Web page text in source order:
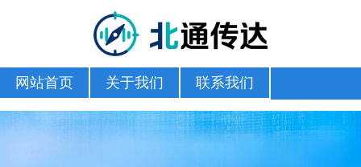
网站首页 关于我们 联系我们